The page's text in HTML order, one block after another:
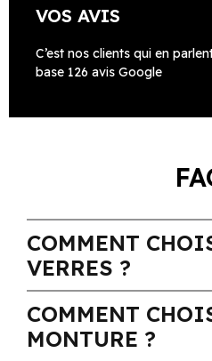
VOS AVIS
C’est nos clients qui en
base 126 avis Google
COMMENT
VERRES ?
COMMENT
MONTURE ?